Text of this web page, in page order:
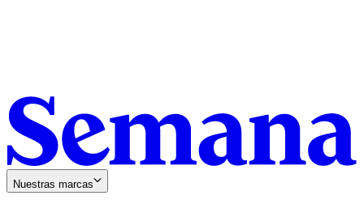
Nuestras marcas